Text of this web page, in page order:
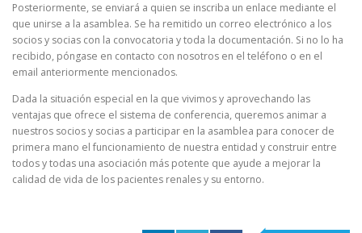
Posteriormente, se enviará a quien se inscriba un enlace mediante el
que unirse a la asamblea. Se ha remitido un correo electrónico a los
socios y socias con la convocatoria y toda la documentación. Si no lo ha
recibido, póngase en contacto con nosotros en el teléfono o en el
email anteriormente mencionados.
Dada la situación especial en la que vivimos y aprovechando las
ventajas que ofrece el sistema de conferencia, queremos animar a
nuestros socios y socias a participar en la asamblea para conocer de
primera mano el funcionamiento de nuestra entidad y construir entre
todos y todas una asociación más potente que ayude a mejorar la
calidad de vida de los pacientes renales y su entorno.